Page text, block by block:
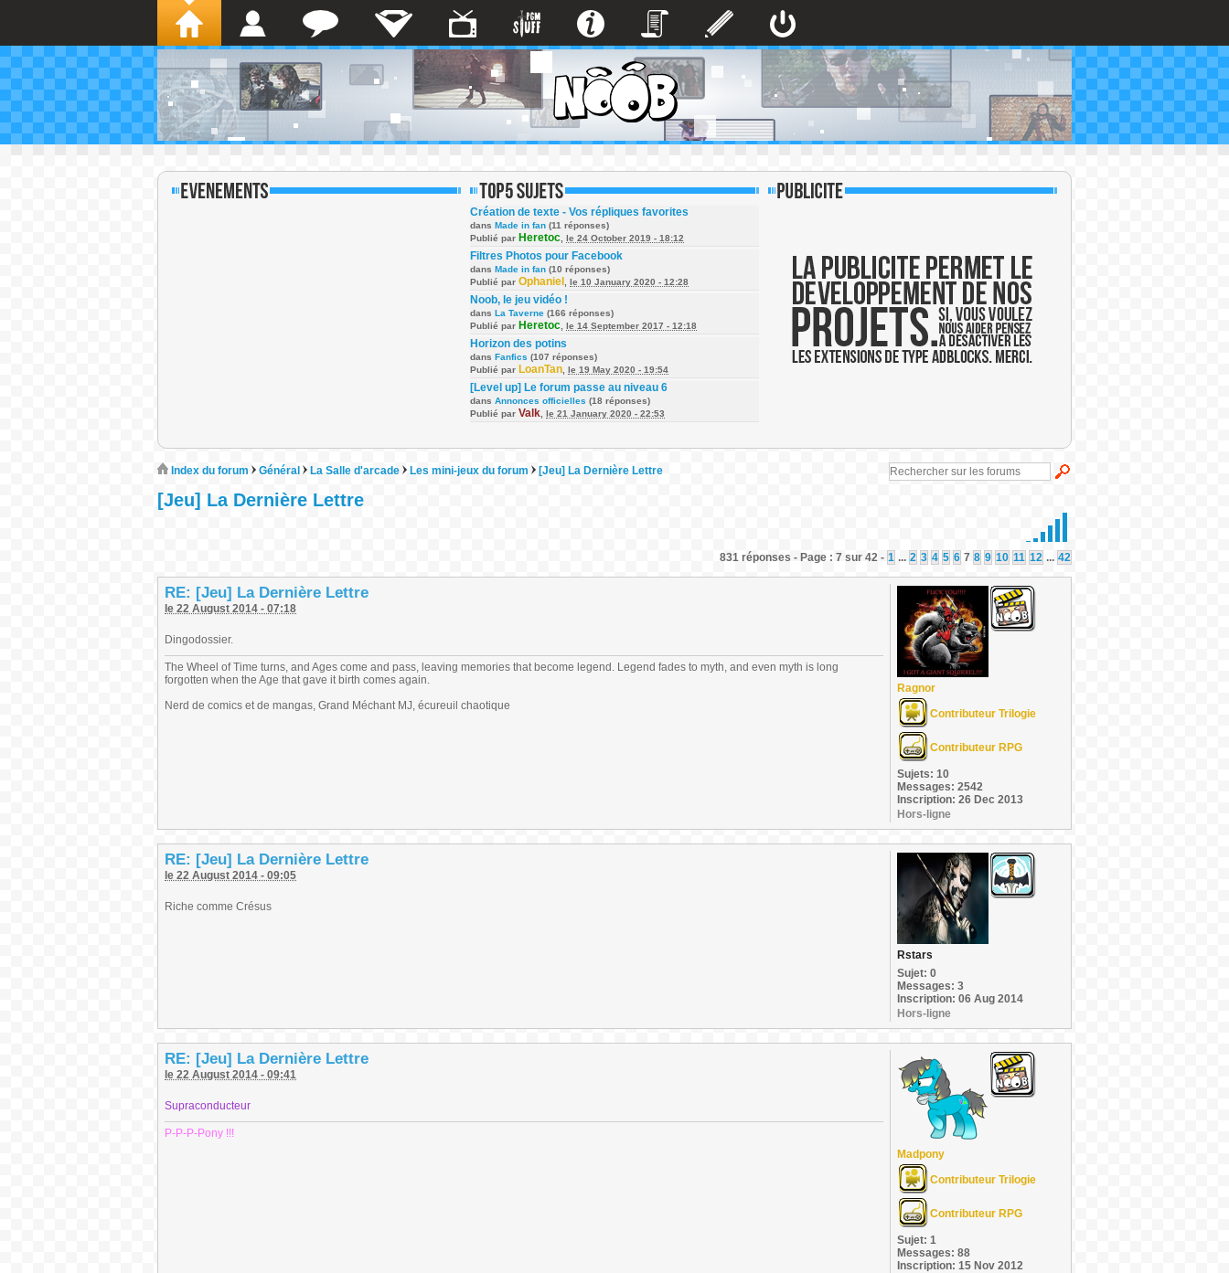
Création de texte - Vos répliques favorites
dans Made in fan (11 réponses)
Publié par Heretoc le 24 October 2019 - 18:12
Filtres Photos pour Facebook
dans Made in fan (10 réponses)
Publié par Ophaniel le 10 January 2020 - 12:28
Noob, le jeu vidéo !
dans La Taverne (166 réponses)
Publié par Heretoc le 14 September 2017 - 12:18
Horizon des potins
dans Fanfics (107 réponses)
Publié par LoanTan le 19 May 2020 - 19:54
[Level up] Le forum passe au niveau 6
dans Annonces officielles (18 réponses)
Publié par Valk le 21 January 2020 - 22:53
Index du forum Général La Salle d'arcade Les mini-jeux du forum [Jeu] La Dernière Lettre
[Jeu] La Dernière Lettre
831 réponses - Page : 7 sur 42 - 1 ... 2 3 4 5 6 7 8 9 10 11 12 ... 42
RE: [Jeu] La Dernière Lettre
le 22 August 2014 - 07:18
Dingodossier.
The Wheel of Time turns, and Ages come and pass, leaving memories that become legend. Legend fades to myth, and even myth is long
forgotten when the Age that gave it birth comes again.
Nerd de comics et de mangas, Grand Méchant MJ, écureuil chaotique
Ragnor
Contributeur Trilogie
Contributeur RPG
Sujets: 10
Messages: 2542
Inscription: 26 Dec 2013
Hors-ligne
RE: [Jeu] La Dernière Lettre
le 22 August 2014 - 09:05
Riche comme Crésus
Rstars
Sujet: 0
Messages: 3
Inscription: 06 Aug 2014
Hors-ligne
RE: [Jeu] La Dernière Lettre
le 22 August 2014 - 09:41
Supraconducteur
P-P-P-Pony !!!
Madpony
Contributeur Trilogie
Contributeur RPG
Sujet: 1
Messages: 88
Inscription: 15 Nov 2012